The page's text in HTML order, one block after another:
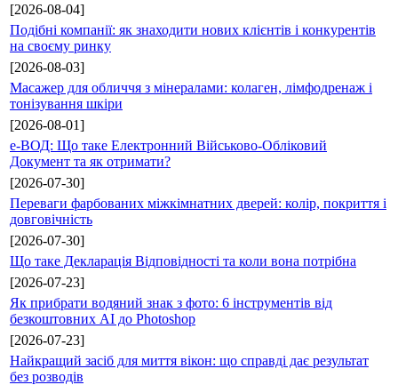
[2026-08-04]
Подібні компанії: як знаходити нових клієнтів і конкурентів
на своєму ринку
[2026-08-03]
Масажер для обличчя з мінералами: колаген, лімфодренаж і
тонізування шкіри
[2026-08-01]
е-ВОД: Що таке Електронний Військово-Обліковий
Документ та як отримати?
[2026-07-30]
Переваги фарбованих міжкімнатних дверей: колір, покриття і
довговічність
[2026-07-30]
Що таке Декларація Відповідності та коли вона потрібна
[2026-07-23]
Як прибрати водяний знак з фото: 6 інструментів від
безкоштовних AI до Photoshop
[2026-07-23]
Найкращий засіб для миття вікон: що справді дає результат
без розводів